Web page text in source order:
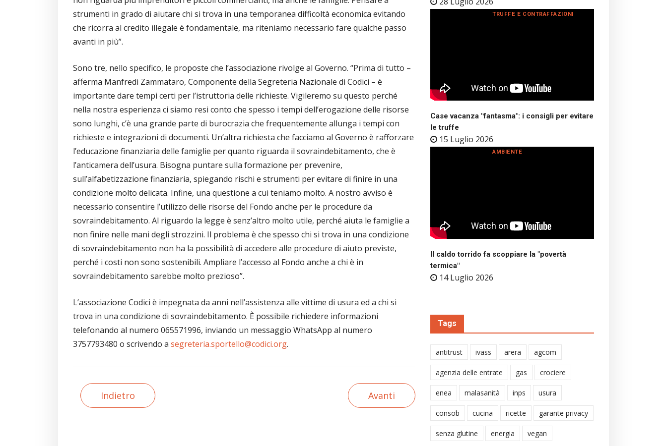
strumenti in grado di aiutare chi si trova in una temporanea difficoltà economica evitando
che ricorra al credito illegale è fondamentale, ma riteniamo necessario fare qualche passo
avanti in più”.
Sono tre, nello specifico, le proposte che l’associazione rivolge al Governo. “Prima di tutto –
afferma Manfredi Zammataro, Componente della Segreteria Nazionale di Codici – è
importante dare tempi certi per l’istruttoria delle richieste. Vigileremo su questo perché
nella nostra esperienza ci siamo resi conto che spesso i tempi dell’erogazione delle risorse
sono lunghi, c’è una grande parte di burocrazia che frequentemente allunga i tempi con
richieste e integrazioni di documenti. Un’altra richiesta che facciamo al Governo è rafforzare
l’educazione finanziaria delle famiglie per quanto riguarda il sovraindebitamento, che è
l’anticamera dell’usura. Bisogna puntare sulla formazione per prevenire,
sull’alfabetizzazione finanziaria, spiegando rischi e strumenti per evitare di finire in una
condizione molto delicata. Infine, una questione a cui teniamo molto. A nostro avviso è
necessario consentire l’utilizzo delle risorse del Fondo anche per le procedure da
sovraindebitamento. Al riguardo la legge è senz’altro molto utile, perché aiuta le famiglie a
non finire nelle mani degli strozzini. Il problema è che spesso chi si trova in una condizione
di sovraindebitamento non ha la possibilità di accedere alle procedure di aiuto previste,
perché i costi non sono sostenibili. Ampliare l’accesso al Fondo anche a chi è in
sovraindebitamento sarebbe molto prezioso”.
L’associazione Codici è impegnata da anni nell’assistenza alle vittime di usura ed a chi si
trova in una condizione di sovraindebitamento. È possibile richiedere informazioni
telefonando al numero 065571996, inviando un messaggio WhatsApp al numero
3757793480 o scrivendo a segreteria.sportello@codici.org.
Indietro Avanti
Case vacanza "fantasma": i consigli per evitare
le truffe
15 Luglio 2026
TRUFFE E CONTRAFFAZIONI
Il caldo torrido fa scoppiare la "povertà
termica"
14 Luglio 2026
AMBIENTE
Tags
antitrust ivass arera agcom
agenzia delle entrate gas crociere
enea malasanità inps usura
consob cucina ricette garante privacy
senza glutine energia vegan